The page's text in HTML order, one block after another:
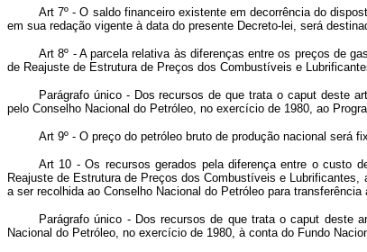
Art 7º - O saldo financeiro existente em decorrência do
em sua redação vigente à data do presente Decreto-lei, será
Art 8º - A parcela relativa às diferenças entre os preços de
de Reajuste de Estrutura de Preços dos Combustíveis e
Parágrafo único - Dos recursos de que trata o caput deste
pelo Conselho Nacional do Petróleo, no exercício de 1980, ao
Art 9º - O preço do petróleo bruto de produção nacional será
Art 10 - Os recursos gerados pela diferença entre o custo
Reajuste de Estrutura de Preços dos Combustíveis e
a ser recolhida ao Conselho Nacional do Petróleo para
Parágrafo único - Dos recursos de que trata o caput deste
Nacional do Petróleo, no exercício de 1980, à conta do Fundo